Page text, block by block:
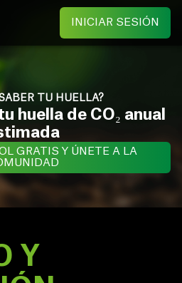
INICIAR SESIÓN
TU HUELLA?
huella de CO₂ anual
GRATIS Y ÚNETE A LA
Y